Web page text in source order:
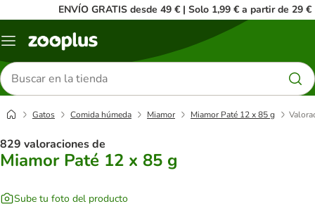
ENVÍO GRATIS desde 49 € | Solo 1,99 € a partir de 29 €
Menú
Buscar
productos
Gatos Comida húmeda Miamor Miamor Paté 12 x 85 g
829 valoraciones de
Miamor Paté 12 x 85 g
Sube tu foto del producto